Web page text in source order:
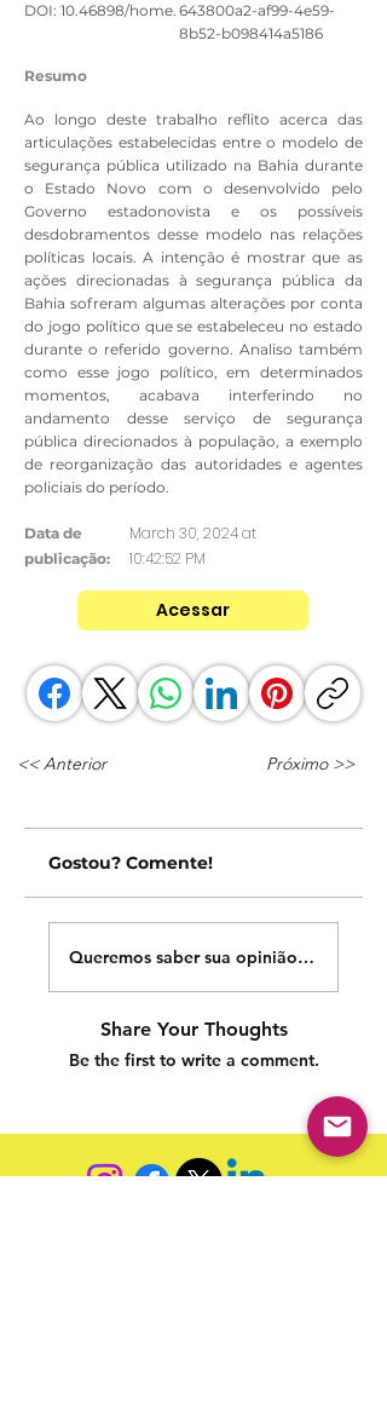
DOI: 10.46898/home. 643800a2-af99-4e59-
8b52-b098414a5186
Resumo
Ao longo deste trabalho reflito acerca das
articulações estabelecidas entre o modelo de
segurança pública utilizado na Bahia durante
o Estado Novo com o desenvolvido pelo
Governo estadonovista e os possíveis
desdobramentos desse modelo nas relações
políticas locais. A intenção é mostrar que as
ações direcionadas à segurança pública da
Bahia sofreram algumas alterações por conta
do jogo político que se estabeleceu no estado
durante o referido governo. Analiso também
como esse jogo político, em determinados
momentos, acabava interferindo no
andamento desse serviço de segurança
pública direcionados à população, a exemplo
de reorganização das autoridades e agentes
policiais do período.
Data de
publicação:
March 30, 2024 at
10:42:52 PM
Acessar
<< Anterior Próximo >>
Gostou? Comente!
Queremos saber sua opinião sobre
Share Your Thoughts
Be the first to write a comment.